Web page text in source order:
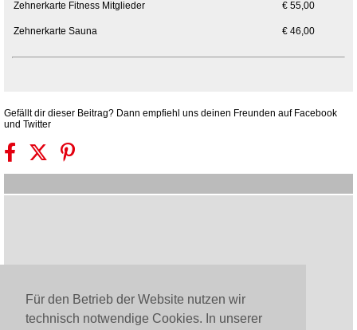
Für den Betrieb der Website nutzen wir
technisch notwendige Cookies. In unserer
Zehnerkarte Fitness Mitglieder € 55,00
Zehnerkarte Sauna € 46,00
Gefällt dir dieser Beitrag? Dann empfiehl uns deinen Freunden auf Facebook
und Twitter